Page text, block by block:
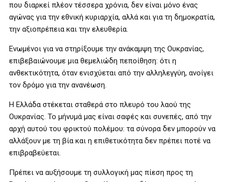
που διαρκεί πλέον τέσσερα χρόνια, δεν είναι μόνο ένας
αγώνας για την εθνική κυριαρχία, αλλά και για τη δημοκρατία,
την αξιοπρέπεια και την ελευθερία.
Ενωμένοι για να στηρίξουμε την ανάκαμψη της Ουκρανίας,
επιβεβαιώνουμε μια θεμελιώδη πεποίθηση: ότι η
ανθεκτικότητα, όταν ενισχύεται από την αλληλεγγύη, ανοίγει
τον δρόμο για την ανανέωση.
Η Ελλάδα στέκεται σταθερά στο πλευρό του λαού της
Ουκρανίας. Το μήνυμά μας είναι σαφές και συνεπές, από την
αρχή αυτού του φρικτού πολέμου: τα σύνορα δεν μπορούν να
αλλάξουν με τη βία και η επιθετικότητα δεν πρέπει ποτέ να
επιβραβεύεται.
Πρέπει να αυξήσουμε τη συλλογική μας πίεση προς τη